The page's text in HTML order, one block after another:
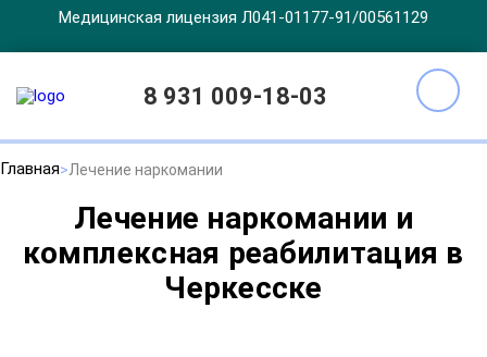
Медицинская лицензия Л041-01177-91/00561129
8 931 009-18-03
Главная Лечение наркомании
Лечение наркомании и
комплексная реабилитация в
Черкесске